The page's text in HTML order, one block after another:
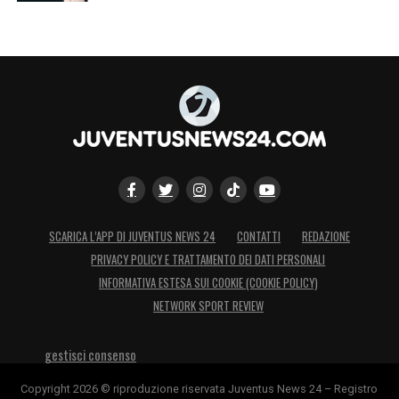
spessore per completare un reparto
offensivo che si preannuncia di primissimo
livello per laSerie A
LA PLAYLIST DELLE NOSTRE TOP NEWS
SCARICA L’APP DI JUVENTUS NEWS 24 CONTATTI
REDAZIONE
PRIVACY POLICY E TRATTAMENTO DEI DATI PERSONALI
INFORMATIVA ESTESA SUI COOKIE (COOKIE POLICY)
NETWORK SPORT REVIEW
gestisci consenso
Copyright 2026 © riproduzione riservata Juventus News 24 – Registro